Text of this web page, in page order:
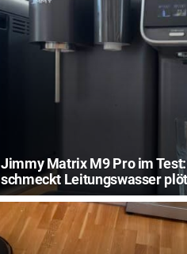
Jimmy Matrix M9 Pro im
schmeckt Leitungswasser